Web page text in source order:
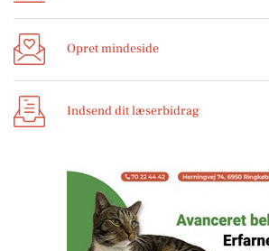
Opret mindeside
Indsend dit læserbidrag